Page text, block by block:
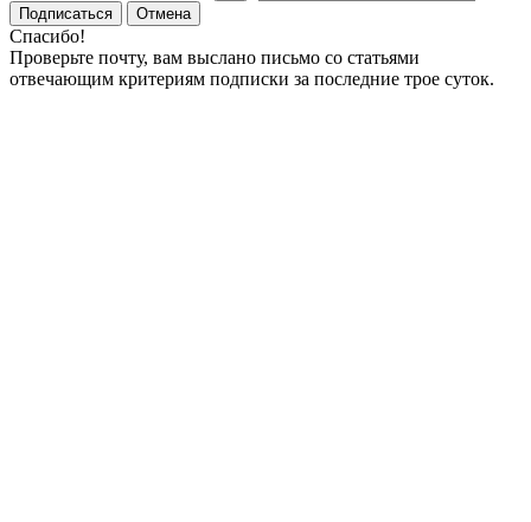
Подписаться
Отмена
Спасибо!
Проверьте почту, вам выслано письмо со статьями
отвечающим критериям подписки за последние трое суток.